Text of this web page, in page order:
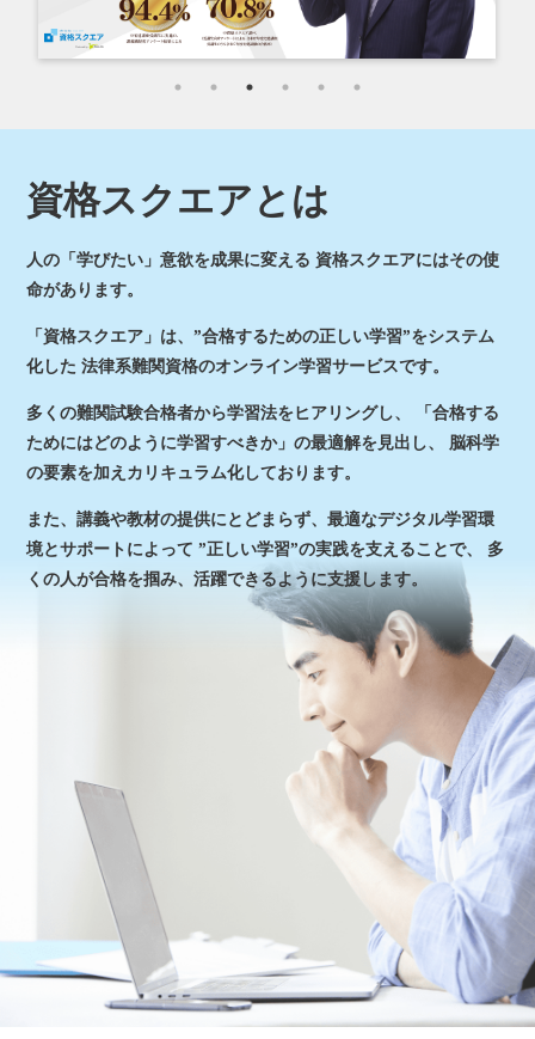
資格スクエアとは
人の「学びたい」意欲を成果に変える 資格スクエアにはその使
命があります。
「資格スクエア」は、”合格するための正しい学習”をシステム
化した 法律系難関資格のオンライン学習サービスです。
多くの難関試験合格者から学習法をヒアリングし、
「合格する
ためにはどのように学習すべきか」の最適解を見出し、
脳科学
の要素を加えカリキュラム化しております。
また、講義や教材の提供にとどまらず、最適なデジタル学習環
境とサポートによって ”正しい学習”の実践を支えることで、
多
くの人が合格を掴み、活躍できるように支援します。